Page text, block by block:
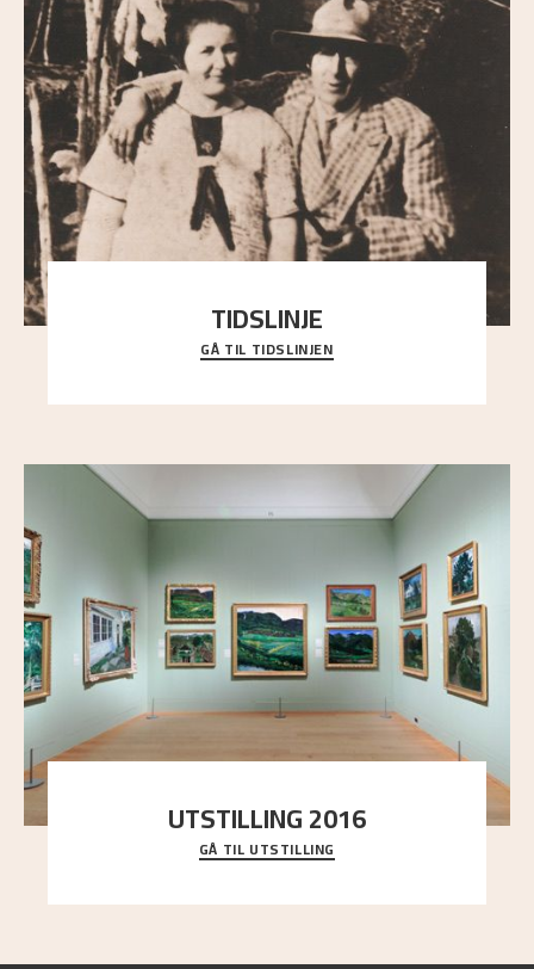
TIDSLINJE
Bli kjent med Nikolai Astrups liv, kunstnerskap og
ettermæle i en interaktiv presentasjon.
GÅ TIL TIDSLINJEN
UTSTILLING 2016
En komplett oversikt over Nikolai Astrups
utstillinger, fra debuten i 1900 og frem til i dag.
GÅ TIL UTSTILLING